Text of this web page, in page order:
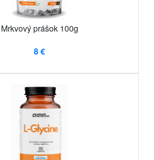
Mrkvový prášok 100g
8 €